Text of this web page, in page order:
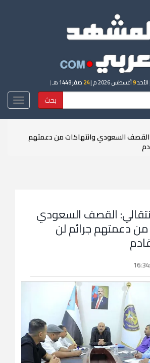
| الأحد9أغسطس 2026 م | 24 صفر 1448 هـ |
بحث
القصف السعودي وانتهاكات من دعمتهم
القصف السعودي
دعمتهم جرائم لن